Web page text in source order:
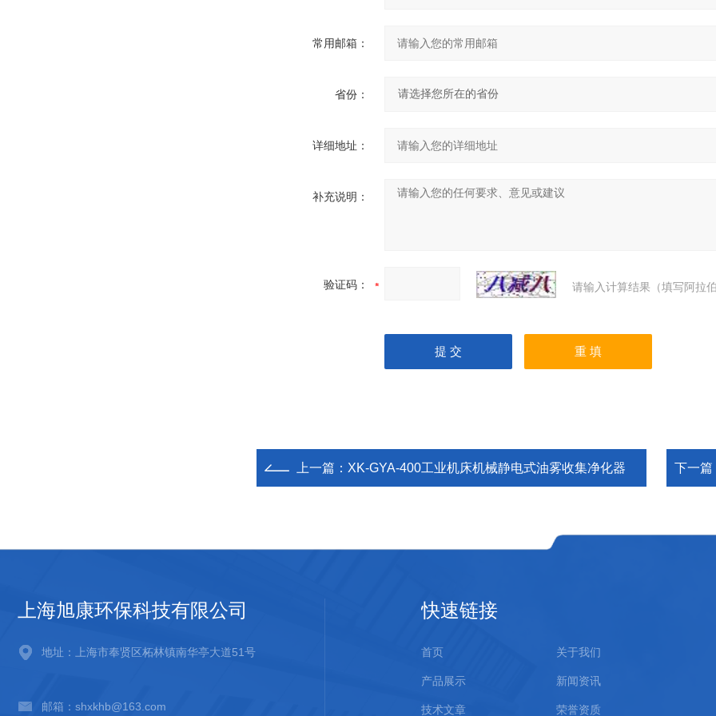
常用邮箱：
省份：
详细地址：
补充说明：
验证码： 请输入计算结果（填写阿拉
上一篇： XK-GYA-400工业机床机械静电式油雾收集净化器 下一篇
上海旭康环保科技有限公司
地址：上海市奉贤区柘林镇南华亭大道51号
邮箱：shxkhb@163.com
快速链接
首页 关于我们
产品展示 新闻资讯
技术文章 荣誉资质